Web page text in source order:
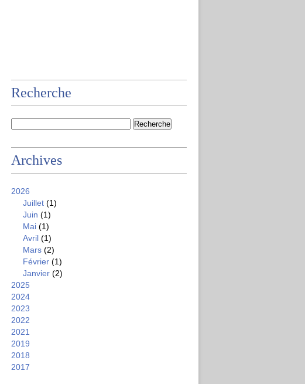
Recherche
Archives
2026
Juillet (1)
Juin (1)
Mai (1)
Avril (1)
Mars (2)
Février (1)
Janvier (2)
2025
2024
2023
2022
2021
2019
2018
2017